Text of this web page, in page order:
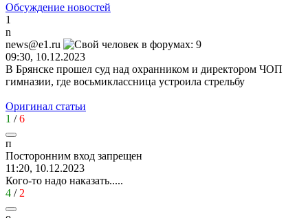
Обсуждение новостей
1
n
news@e1.ru
09:30, 10.12.2023
В Брянске прошел суд над охранником и директором ЧОП
гимназии, где восьмиклассница устроила стрельбу
Оригинал статьи
1 /6
п
Посторонним вход запрещен
11:20, 10.12.2023
Кого-то надо наказать.....
4 / 2